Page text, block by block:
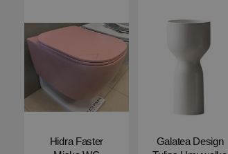
Hidra Faster
Galatea Design